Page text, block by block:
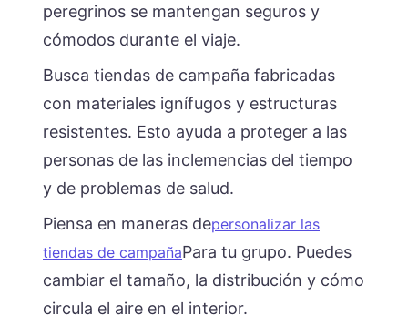
peregrinos se mantengan seguros y
cómodos durante el viaje.
Busca tiendas de campaña fabricadas
con materiales ignífugos y estructuras
resistentes. Esto ayuda a proteger a las
personas de las inclemencias del tiempo
y de problemas de salud.
Piensa en maneras depersonalizar las
tiendas de campañaPara tu grupo. Puedes
cambiar el tamaño, la distribución y cómo
circula el aire en el interior.